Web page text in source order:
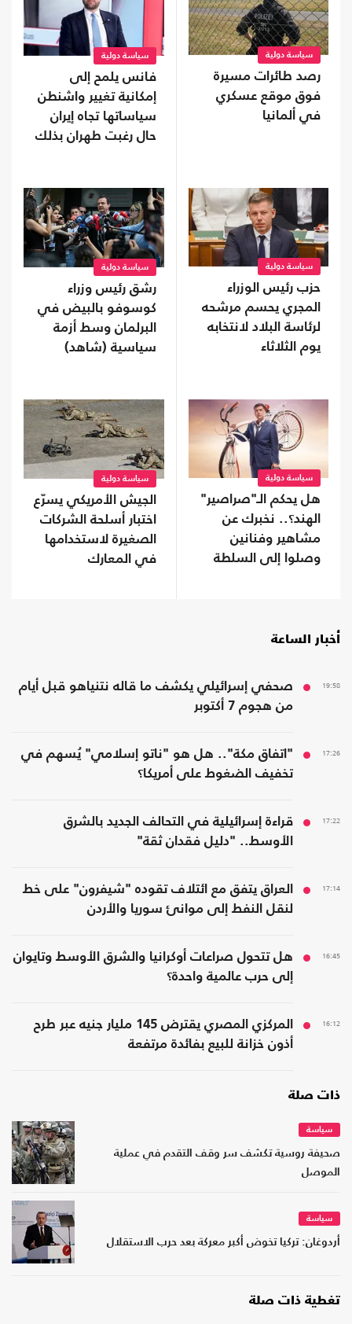
سياسة دولية
رصد طائرات مسيرة
فوق موقع عسكري
في ألمانيا
سياسة دولية
فانس يلمح إلى
إمكانية تغيير واشنطن
سياساتها تجاه إيران
حال رغبت طهران بذلك
سياسة دولية
حزب رئيس الوزراء
المجري يحسم مرشحه
لرئاسة البلاد لانتخابه
يوم الثلاثاء
سياسة دولية
رشق رئيس وزراء
كوسوفو بالبيض في
البرلمان وسط أزمة
سياسية (شاهد)
سياسة دولية
هل يحكم الـ"صراصير"
الهند؟.. نخبرك عن
مشاهير وفنانين
وصلوا إلى السلطة
سياسة دولية
الجيش الأمريكي يسرّع
اختبار أسلحة الشركات
الصغيرة لاستخدامها
في المعارك
أخبار الساعة
19:58
صحفي إسرائيلي يكشف ما قاله نتنياهو قبل أيام
من هجوم 7 أكتوبر
17:26
"اتفاق مكة".. هل هو "ناتو إسلامي" يُسهم في
تخفيف الضغوط على أمريكا؟
17:22
قراءة إسرائيلية في التحالف الجديد بالشرق
الأوسط.. "دليل فقدان ثقة"
17:14
العراق يتفق مع ائتلاف تقوده "شيفرون" على خط
لنقل النفط إلى موانئ سوريا والأردن
16:45
هل تتحول صراعات أوكرانيا والشرق الأوسط وتايوان
إلى حرب عالمية واحدة؟
16:12
المركزي المصري يقترض 145 مليار جنيه عبر طرح
أذون خزانة للبيع بفائدة مرتفعة
ذات صلة
سياسة
صحيفة روسية تكشف سر وقف التقدم في عملية
الموصل
سياسة
أردوغان: تركيا تخوض أكبر معركة بعد حرب الاستقلال
تغطية ذات صلة